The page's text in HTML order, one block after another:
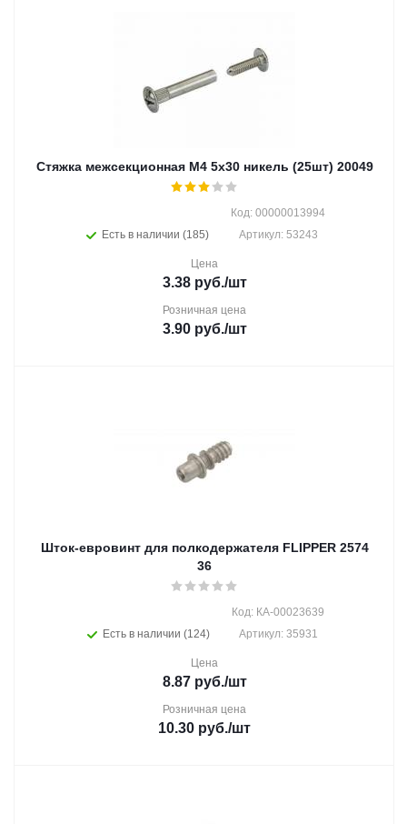
Стяжка межсекционная M4 5х30 никель (25шт) 20049
Есть в наличии (185)
Код: 00000013994
Артикул: 53243
Цена
3.38руб./шт
Розничная цена
3.90руб./шт
Шток-евровинт для полкодержателя FLIPPER 2574
36
Есть в наличии (124)
Код: КА-00023639
Артикул: 35931
Цена
8.87руб./шт
Розничная цена
10.30 руб./шт